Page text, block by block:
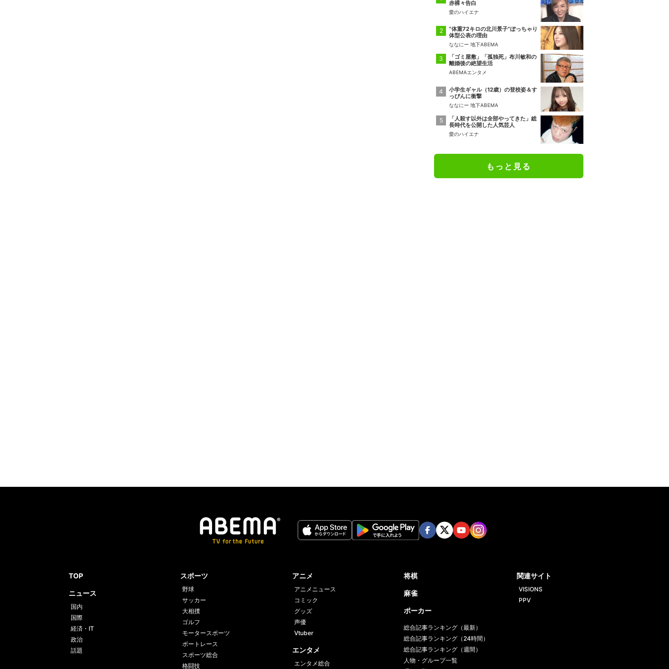
赤裸々告白
愛のハイエナ
“体重72キロの北川景子”ぽっちゃり
体型公表の理由
ななにー 地下ABEMA
「ゴミ屋敷」「孤独死」布川敏和の
離婚後の絶望生活
ABEMAエンタメ
小学生ギャル（12歳）の登校姿＆す
っぴんに衝撃
ななにー 地下ABEMA
「人殺す以外は全部やってきた」総
長時代を公開した人気芸人
愛のハイエナ
もっと見る
TOP
ニュース
国内
国際
経済・IT
政治
話題
スポーツ
野球
サッカー
大相撲
ゴルフ
モータースポーツ
ボートレース
スポーツ総合
格闘技
アニメ
アニメニュース
コミック
グッズ
声優
Vtuber
エンタメ
エンタメ総合
将棋
麻雀
ポーカー
総合記事ランキング（最新）
総合記事ランキング（24時間）
総合記事ランキング（週間）
人物・グループ一覧
関連サイト
VISIONS
PPV